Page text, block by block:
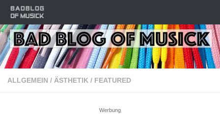
Zum Inhalt springen
ALLGEMEIN / ÄSTHETIK / FEATURED
Werbung